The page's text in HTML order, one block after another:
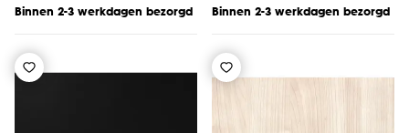
Binnen 2-3 werkdagen bezorgd Binnen 2-3 werkdagen bezorgd